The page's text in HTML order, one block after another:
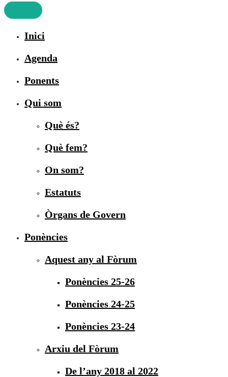
Inici
Agenda
Ponents
Qui som
Què és?
Què fem?
On som?
Estatuts
Òrgans de Govern
Ponències
Aquest any al Fòrum
Ponències 25-26
Ponències 24-25
Ponències 23-24
Arxiu del Fòrum
De l’any 2018 al 2022